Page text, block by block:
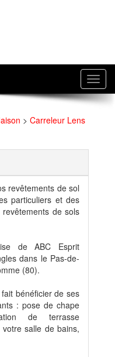
> Carreleur Lens
revêtements de sol
particuliers et des
de sols
de ABC Esprit
dans le Pas-de-
(80).
bénéficier de ses
: pose de chape
de terrasse
salle de bains,